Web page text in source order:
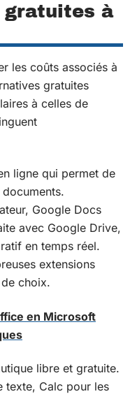
gratuites à
les coûts associés à
gratuites
à celles de
ligne qui permet de
Google Docs
avec Google Drive,
en temps réel.
extensions
choix.
en Microsoft
libre et gratuite.
texte, Calc pour les